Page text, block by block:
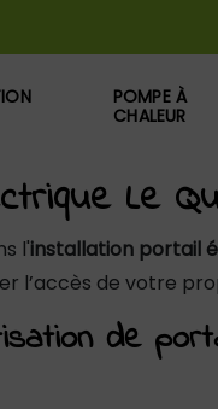
POMPE À
CHALEUR
Le
l'installation portail
l’accès de votre
de